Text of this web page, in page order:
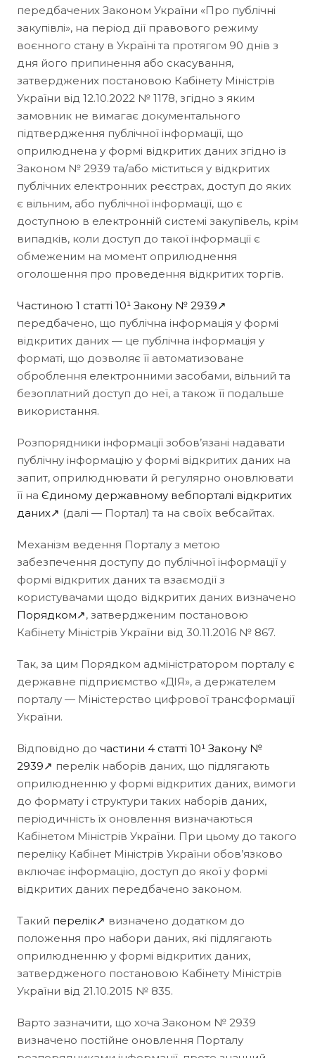
передбачених Законом України «Про публічні
закупівлі», на період дії правового режиму
воєнного стану в Україні та протягом 90 днів з
дня його припинення або скасування,
затверджених постановою Кабінету Міністрів
України від 12.10.2022 № 1178, згідно з яким
замовник не вимагає документального
підтвердження публічної інформації, що
оприлюднена у формі відкритих даних згідно із
Законом № 2939 та/або міститься у відкритих
публічних електронних реєстрах, доступ до яких
є вільним, або публічної інформації, що є
доступною в електронній системі закупівель, крім
випадків, коли доступ до такої інформації є
обмеженим на момент оприлюднення
оголошення про проведення відкритих торгів.
Частиною 1 статті 10¹ Закону № 2939↗
передбачено, що публічна інформація у формі
відкритих даних — це публічна інформація у
форматі, що дозволяє її автоматизоване
оброблення електронними засобами, вільний та
безоплатний доступ до неї, а також її подальше
використання.
Розпорядники інформації зобов’язані надавати
публічну інформацію у формі відкритих даних на
запит, оприлюднювати й регулярно оновлювати
її на Єдиному державному вебпорталі відкритих
даних↗ (далі — Портал) та на своїх вебсайтах.
Механізм ведення Порталу з метою
забезпечення доступу до публічної інформації у
формі відкритих даних та взаємодії з
користувачами щодо відкритих даних визначено
Порядком↗, затвердженим постановою
Кабінету Міністрів України від 30.11.2016 № 867.
Так, за цим Порядком адміністратором порталу є
державне підприємство «ДІЯ», а держателем
порталу — Міністерство цифрової трансформації
України.
Відповідно до частини 4 статті 10¹ Закону №
2939↗ перелік наборів даних, що підлягають
оприлюдненню у формі відкритих даних, вимоги
до формату і структури таких наборів даних,
періодичність їх оновлення визначаються
Кабінетом Міністрів України. При цьому до такого
переліку Кабінет Міністрів України обов’язково
включає інформацію, доступ до якої у формі
відкритих даних передбачено законом.
Такий перелік↗ визначено додатком до
положення про набори даних, які підлягають
оприлюдненню у формі відкритих даних,
затвердженого постановою Кабінету Міністрів
України від 21.10.2015 № 835.
Варто зазначити, що хоча Законом № 2939
визначено постійне оновлення Порталу